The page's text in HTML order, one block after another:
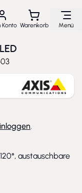
Konto Warenkorb Menü
austauschbare
.